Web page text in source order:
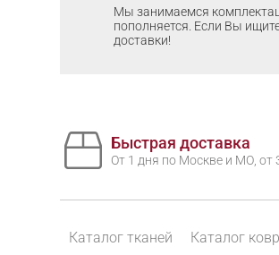
Мы занимаемся
пополняется. Если Вы
доставки!
Быстрая доставка
От 1 дня по Москве и МО, от
Каталог тканей Каталог